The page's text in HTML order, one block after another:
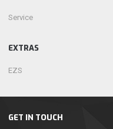
GET IN TOUCH
Service
EXTRAS
EZS